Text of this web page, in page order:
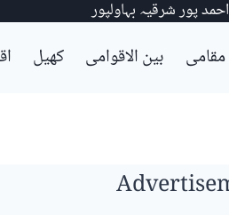
پور شرقیہ بہاولپور
مقامی بین الاقوامی کھیل